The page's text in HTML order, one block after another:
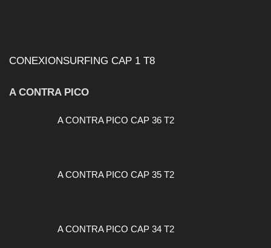
CONEXIONSURFING CAP 1 T8
A CONTRA PICO
A CONTRA PICO CAP 36 T2
A CONTRA PICO CAP 35 T2
A CONTRA PICO CAP 34 T2